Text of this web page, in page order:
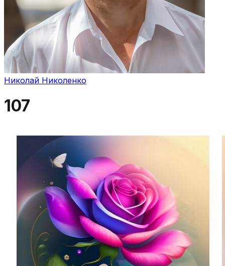
Николай Николенко
107